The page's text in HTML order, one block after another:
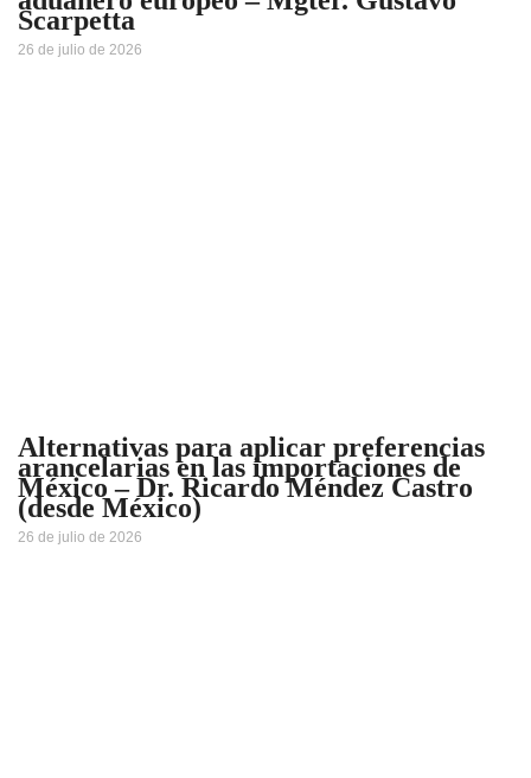
Scarpetta
26 de julio de 2026
Alternativas para aplicar preferencias
arancelarias en las importaciones de
México – Dr. Ricardo Méndez Castro
(desde México)
26 de julio de 2026